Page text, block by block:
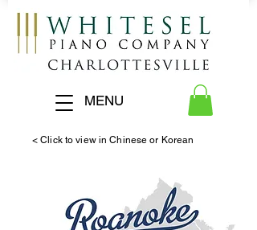
< Click to view in Chinese or Korean
MENU